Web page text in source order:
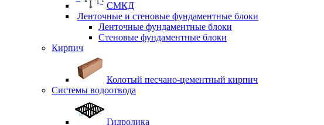
СМКД
Ленточные и стеновые фундаментные блоки
Ленточные фундаментные блоки
Стеновые фундаментные блоки
Кирпич
Колотый песчано-цементный кирпич
Системы водоотвода
Гидролика